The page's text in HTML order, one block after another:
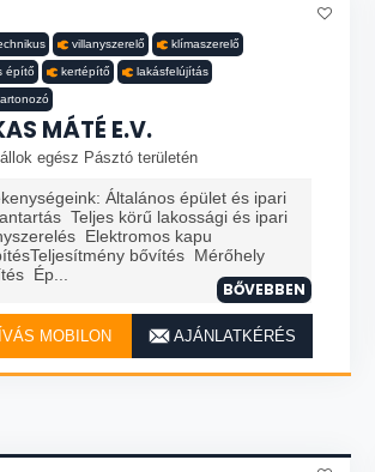
villanyszerelő klímaszerelő
építő kertépítő lakásfelújítás
MÁTÉ E.V.
egész Pásztó területén
Általános épület és ipari
Teljes körű lakossági és ipari
Elektromos kapu
bővítés Mérőhely
Ép...
BŐVEBBEN
MOBILON AJÁNLATKÉRÉS